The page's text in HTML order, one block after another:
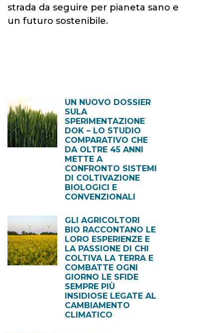
strada da seguire per pianeta sano e
un futuro sostenibile.
UN NUOVO DOSSIER
SULA
SPERIMENTAZIONE
DOK – LO STUDIO
COMPARATIVO CHE
DA OLTRE 45 ANNI
METTE A
CONFRONTO SISTEMI
DI COLTIVAZIONE
BIOLOGICI E
CONVENZIONALI
GLI AGRICOLTORI
BIO RACCONTANO LE
LORO ESPERIENZE E
LA PASSIONE DI CHI
COLTIVA LA TERRA E
COMBATTE OGNI
GIORNO LE SFIDE
SEMPRE PIÙ
INSIDIOSE LEGATE AL
CAMBIAMENTO
CLIMATICO